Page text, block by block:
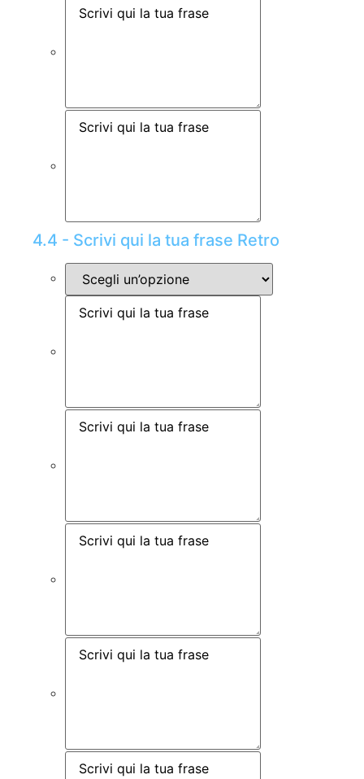
4.4 - Scrivi qui la tua frase Retro